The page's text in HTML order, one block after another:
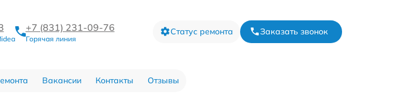
+7 (831) 231-09-76
Горячая линия
Статус ремонта Заказать звонок
Вакансии Контакты Отзывы